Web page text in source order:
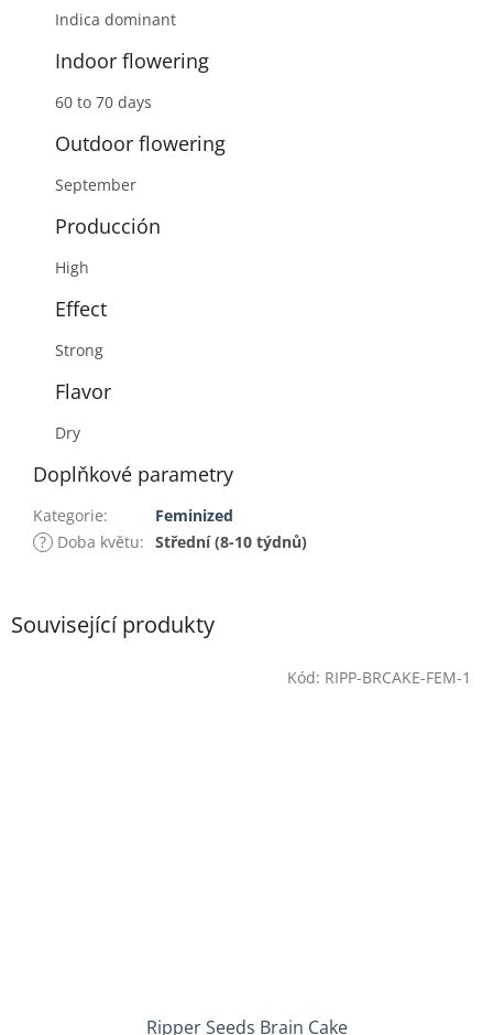
Související produkty
Ripper Seeds Brain Cake
Kód: RIPP-BRCAKE-FEM-1
Indica dominant
Indoor flowering
60 to 70 days
Outdoor flowering
September
Producción
High
Effect
Strong
Flavor
Dry
Doplňkové parametry
Kategorie:
Feminized
? Doba květu: Střední (8-10 týdnů)